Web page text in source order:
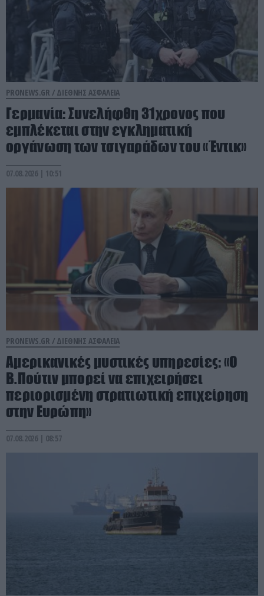
PRONEWS.GR / ΔΙΕΘΝΗΣ ΑΣΦΑΛΕΙΑ
Γερμανία: Συνελήφθη 31χρονος που
εμπλέκεται στην εγκληματική
οργάνωση των τσιγαράδων του «Έντικ»
07.08.2026 | 10:51
PRONEWS.GR / ΔΙΕΘΝΗΣ ΑΣΦΑΛΕΙΑ
Αμερικανικές μυστικές υπηρεσίες: «Ο
Β.Πούτιν μπορεί να επιχειρήσει
περιορισμένη στρατιωτική επιχείρηση
στην Ευρώπη»
07.08.2026 | 08:57